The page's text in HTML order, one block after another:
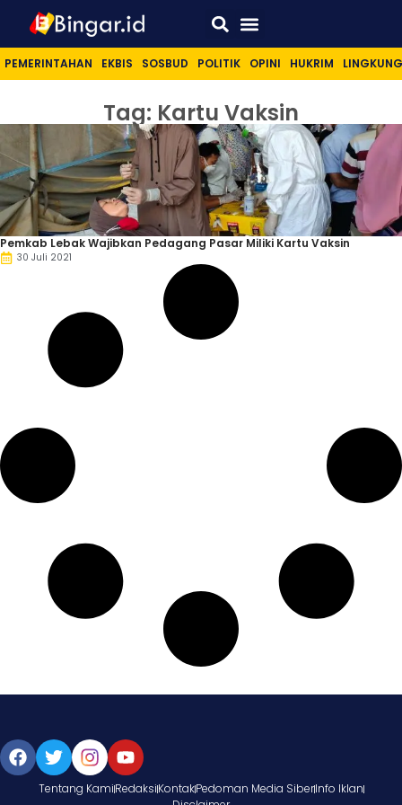
PEMERINTAHAN EKBIS SOSBUD POLITIK OPINI HUKRIM
Tag: Kartu Vaksin
Pemkab Lebak Wajibkan Pedagang Pasar Miliki Kartu Vaksin
30 Juli 2021
Tentang KamiRedaksiKontakPedoman Media SiberInfo Iklan